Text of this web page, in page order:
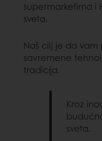
supermarketima i
sveta.
Naš cilj je da
savremene
tradicija.
Kroz
sveta.